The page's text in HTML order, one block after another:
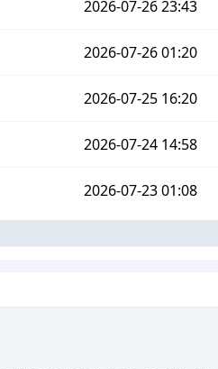
2026-07-26 23:43
2026-07-26 01:20
2026-07-25 16:20
2026-07-24 14:58
2026-07-23 01:08